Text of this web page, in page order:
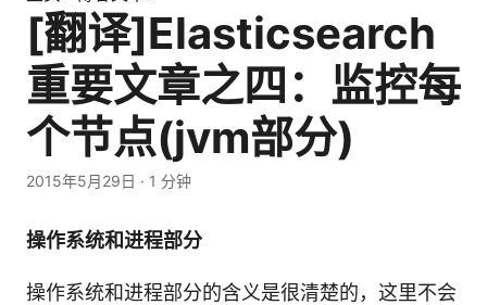
[翻译]Elasticsearch
重要文章之四：监控每
个节点(jvm部分)
2015年5月29日 · 1 分钟
操作系统和进程部分
操作系统和进程部分的含义是很清楚的，这里不会